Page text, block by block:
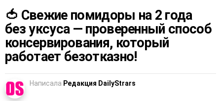
🍅 Свежие помидоры на 2 года
без уксуса — проверенный способ
консервирования, который
работает безотказно!
Написала Редакция DailyStrars